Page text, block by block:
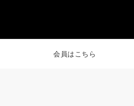
会員はこちら